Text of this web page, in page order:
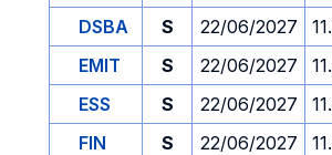
DSBA S 22/06/2027
EMIT
S 22/06/2027
ESS
S 22/06/2027
FIN
S 22/06/2027